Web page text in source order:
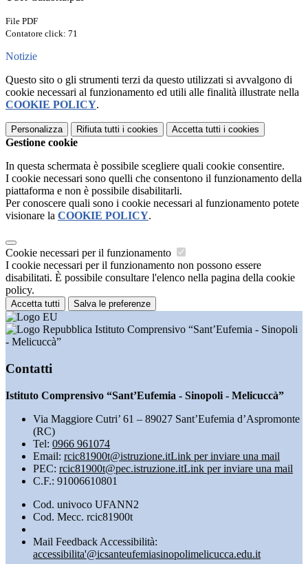
File PDF
Contatore click: 71
Notizie
Questo sito o gli strumenti terzi da questo utilizzati si avvalgono di
cookie necessari al funzionamento ed utili alle finalità illustrate nella
COOKIE POLICY.
Personalizza Rifiuta tutti i cookies Accetta tutti i cookies
Gestione cookie
In questa schermata è possibile scegliere quali cookie consentire.
I cookie necessari sono quelli che consentono il funzionamento della
piattaforma e non è possibile disabilitarli.
Per conoscere quali sono i cookie necessari al funzionamento potete
visionare la COOKIE POLICY.
Cookie necessari per il funzionamento
I cookie necessari per il funzionamento non possono essere
disabilitati. È possibile consultare l'elenco nella pagina della cookie
policy.
Accetta tutti Salva le preferenze
Istituto Comprensivo “Sant’Eufemia - Sinopoli
- Melicuccà”
Contatti
Istituto Comprensivo “Sant’Eufemia - Sinopoli - Melicuccà”
Via Maggiore Cutri’ 61 – 89027 Sant’Eufemia d’Aspromonte
(RC)
Tel: 0966 961074
Email: rcic81900t@istruzione.itLink per inviare una mail
PEC: rcic81900t@pec.istruzione.itLink per inviare una mail
C.F.: 91006610801
Cod. univoco UFANN2
Cod. Mecc. rcic81900t
Mail Feedback Accessibilità:
accessibilita'@icsanteufemiasinopolimelicucca.edu.it